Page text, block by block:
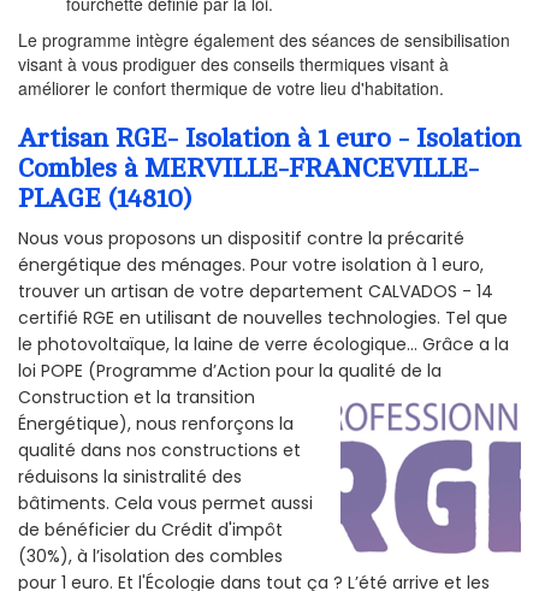
Le programme intègre également des séances de sensibilisation
visant à vous prodiguer des conseils thermiques visant à
améliorer le confort thermique de votre lieu d'habitation.
Artisan RGE- Isolation à 1 euro - Isolation
Combles à MERVILLE-FRANCEVILLE-
PLAGE (14810)
Nous vous proposons un dispositif contre la précarité
énergétique des ménages. Pour votre isolation à 1 euro,
trouver un artisan de votre departement CALVADOS - 14
certifié RGE en utilisant de nouvelles technologies. Tel que
le photovoltaïque, la laine de verre écologique... Grâce a la
loi POPE (Programme d’Action pour la qualité de la
Construction et la transition
Énergétique), nous renforçons la
qualité dans nos constructions et
réduisons la sinistralité des
bâtiments. Cela vous permet aussi
de bénéficier du Crédit d'impôt
(30%), à l’isolation des combles
pour 1 euro. Et l'Écologie dans tout ça ? L’été arrive et les